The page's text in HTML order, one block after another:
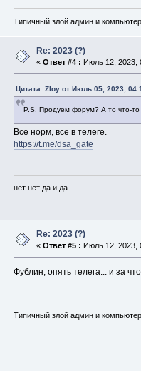
Типичный злой админ и
Re: 2023 (?)
« Ответ #4 : Июль 12, 2023,
Цитата: Zloy от Июль 05, 2023,
P.S. Продуем форум? А то что-то
Все норм, все в телеге.
https://t.me/dsa_gate
нет нет да и да
Re: 2023 (?)
« Ответ #5 : Июль 12, 2023,
Фублин, опять телега... и за
Типичный злой админ и